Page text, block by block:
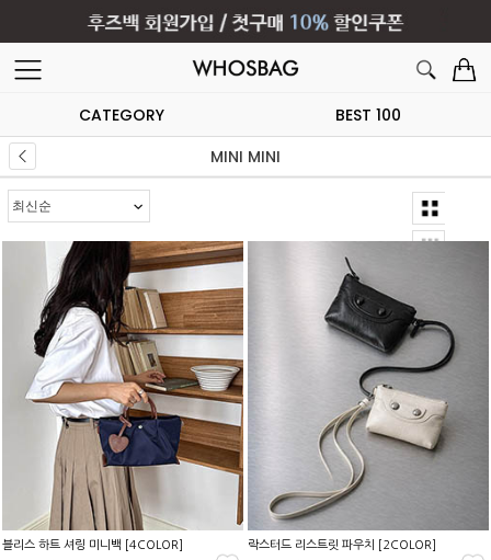
CATEGORY
BEST 100
MINI MINI
블리스 하트 셔링 미니백 [4COLOR]
락스터드 리스트릿 파우치 [2COLOR]